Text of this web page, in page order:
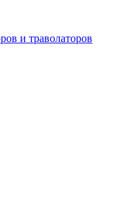
и траволаторов